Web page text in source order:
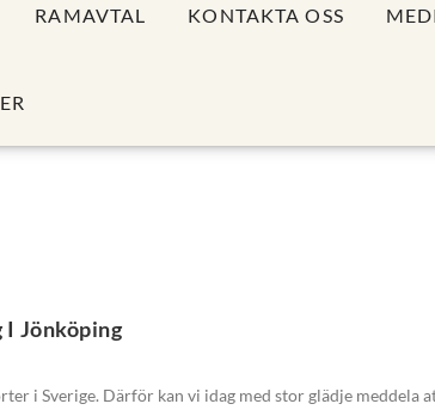
RAMAVTAL KONTAKTA OSS
I Jönköping
i Sverige. Därför kan vi idag med stor glädje meddela